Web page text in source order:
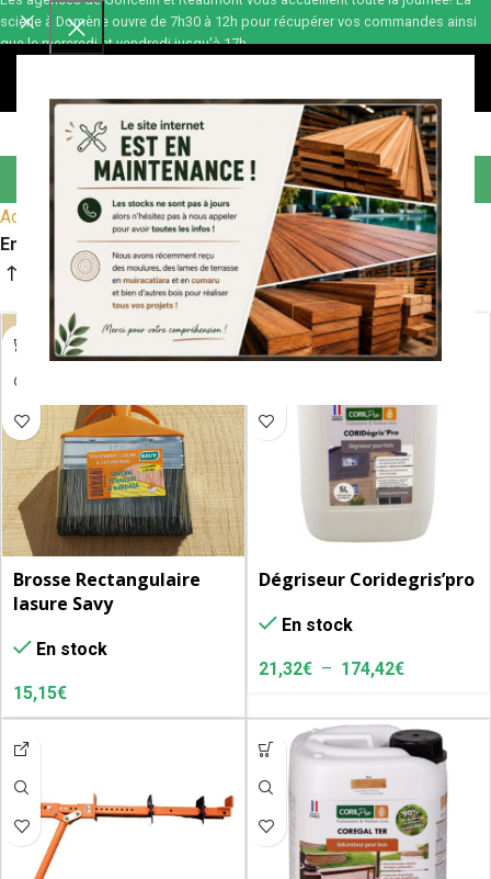
Entretien terrasse
Accueil Terrasse bois Accessoires terrasses
Entretien terrasse
Brosse Rectangulaire
lasure Savy
En stock
15,15€
Dégriseur Coridegris’pro
En stock
21,32€ – 174,42€
scierie à Domène ouvre de 7h30 à 12h pour récupérer vos commandes ainsi
que le mercredi et vendredi jusqu'à 17h.